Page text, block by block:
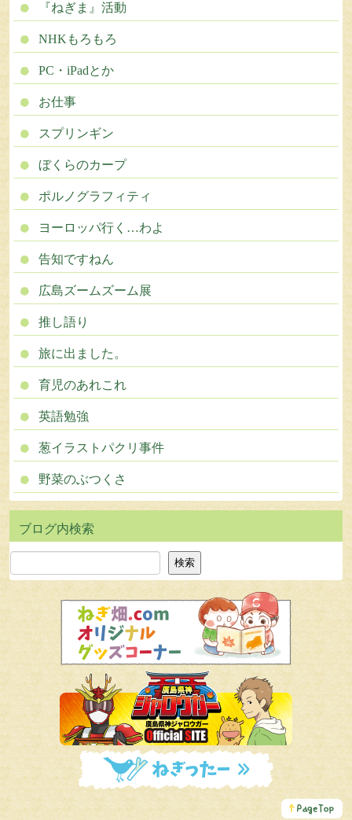
『ねぎま』活動
NHKもろもろ
PC・iPadとか
お仕事
スプリンギン
ぼくらのカープ
ポルノグラフィティ
ヨーロッパ行く…わよ
告知ですねん
広島ズームズーム展
推し語り
旅に出ました。
育児のあれこれ
英語勉強
葱イラストパクリ事件
野菜のぶつくさ
検索 検索
こ
の